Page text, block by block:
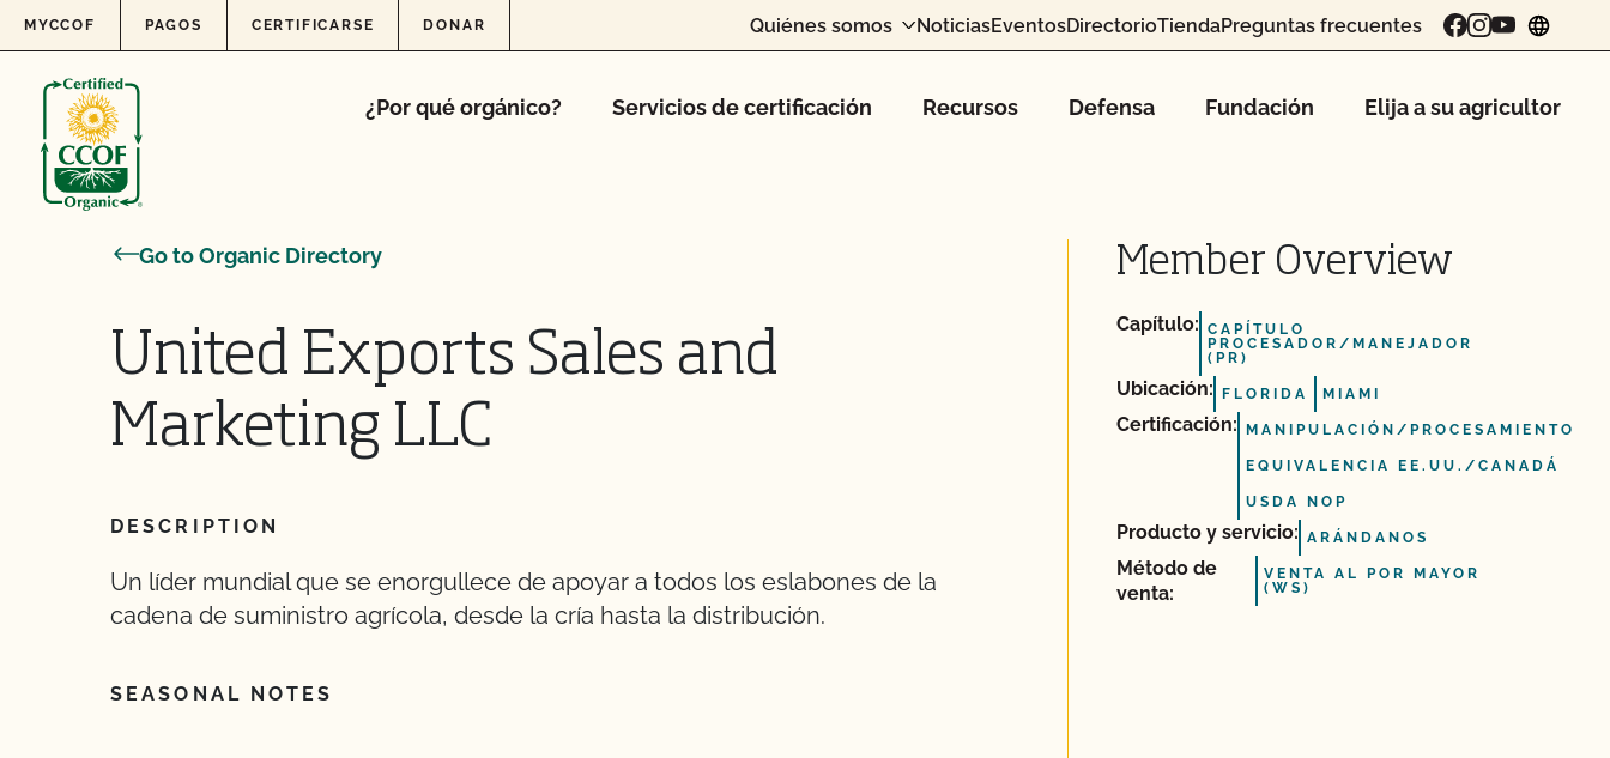
Skip to content
MYCCOF PAGOS CERTIFICARSE DONAR Quiénes somos NoticiasEventosDirectorioTiendaPreguntas frecuentes
¿Por qué orgánico? Servicios de certificación Recursos Defensa Fundación Elija a su agricultor
Go to Organic Directory
United Exports Sales and
Marketing LLC
DESCRIPTION
Un líder mundial que se enorgullece de apoyar a todos los eslabones de la
cadena de suministro agrícola, desde la cría hasta la distribución.
SEASONAL NOTES
Member Overview
Capítulo: CAPÍTULO
PROCESADOR/MANEJADOR
(PR)
Ubicación: FLORIDA MIAMI
Certificación: MANIPULACIÓN/PROCESAMIENTO
EQUIVALENCIA EE.UU./CANADÁ
USDA NOP
Producto y servicio: ARÁNDANOS
Método de
venta:
VENTA AL POR MAYOR
(WS)